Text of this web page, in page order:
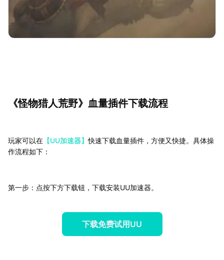
《怪物猎人荒野》血量插件下载流程
玩家可以在 【UU加速器】快速下载血量插件，方便又快捷。具体操
作流程如下：
第一步：点按下方下载钮，下载安装UU加速器。
下载免费试用UU